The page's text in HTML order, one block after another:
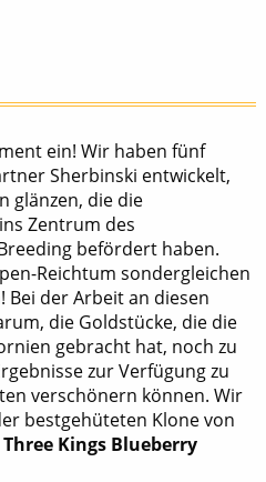
ein! Wir haben fünf
Sherbinski entwickelt,
glänzen, die die
Zentrum des
befördert haben.
Reichtum sondergleichen
Bei der Arbeit an diesen
die Goldstücke, die die
gebracht hat, noch zu
zur Verfügung zu
verschönern können. Wir
bestgehüteten Klone von
Three Kings Blueberry